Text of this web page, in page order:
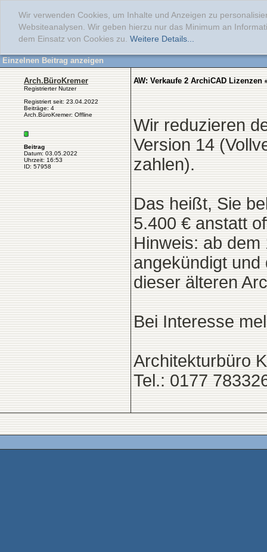
Wir verwenden Cookies, um Inhalte und Anzeigen zu
Websiteanalysen. Wir geben hierzu nur das Minimum an
dem Einsatz von Cookies zu. Weitere Details...
Einzelnen Beitrag anzeigen
Arch.BüroKremer
Registrierter Nutzer
Registriert seit: 23.04.2022
Beiträge: 4
Arch.BüroKremer: Offline
Beitrag
Datum: 03.05.2022
Uhrzeit: 16:53
ID: 57958
AW: Verkaufe 2 ArchiCAD Lizenzen
Wir reduzieren
Version 14
zahlen).
Das heißt, Sie
5.400 € anstatt
Hinweis: ab
angekündigt
dieser älteren
Bei Interesse
Architekturbüro
Tel.: 0177